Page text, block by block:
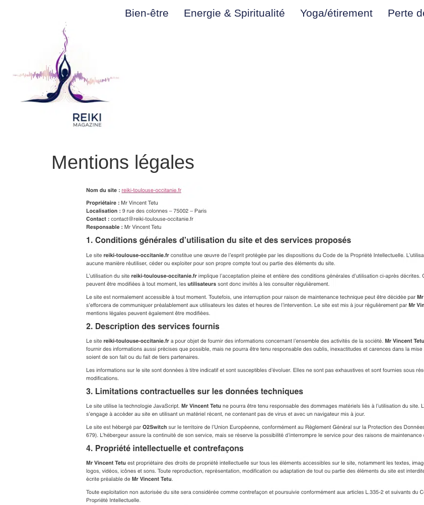
Bien-être Energie & Spiritualité Yoga/étirement Perte
Mentions légales